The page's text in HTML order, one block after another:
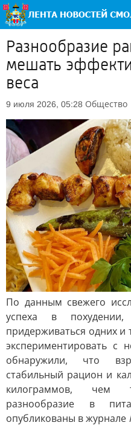
Разнообразие
мешать
веса
9 июля 2026, 05:28 Общество
По данным свежего
успеха в
придерживаться одних
экспериментировать с
обнаружили, что
стабильный рацион и
килограммов, чем
разнообразие в
опубликованы в журнале